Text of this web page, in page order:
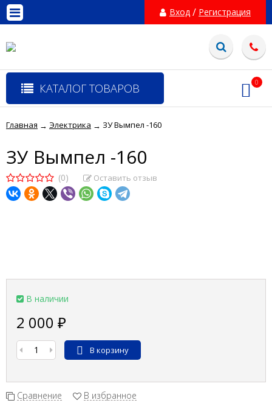
Вход / Регистрация
КАТАЛОГ ТОВАРОВ 0
Главная → Электрика → ЗУ Вымпел -160
ЗУ Вымпел -160
(0) Оставить отзыв
В наличии
2 000 ₽
В корзину
Сравнение В избранное